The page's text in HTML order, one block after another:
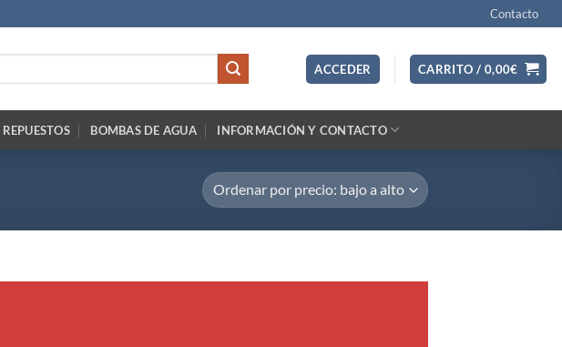
Contacto
ACCEDER CARRITO / 0,00€
REPUESTOS BOMBAS DE AGUA INFORMACIÓN Y CONTACTO